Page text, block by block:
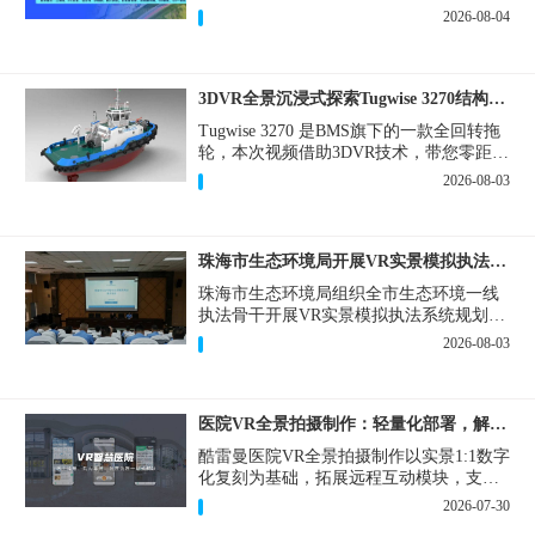
完整搬到云端线上，兼顾线下实体观摩与
线上云观摩双重需求，为施工单位、建设
2026-08-04
3DVR全景沉浸式探索Tugwise 3270结构一览
Tugwise 3270 是BMS旗下的一款全回转拖
轮，本次视频借助3DVR技术，带您零距离
透视这艘拖轮的内外构造，沉浸式探索每
一处细节。
2026-08-03
珠海市生态环境局开展VR实景模拟执法专题培训
珠海市生态环境局组织全市生态环境一线
执法骨干开展VR实景模拟执法系统规划建
设和教学培训，持续推进科技赋能生态环
境执法，夯实队伍办案“基本功”。
2026-08-03
医院VR全景拍摄制作：轻量化部署，解决医患真实痛点
酷雷曼医院VR全景拍摄制作以实景1:1数字
化复刻为基础，拓展远程互动模块，支持
定制，轻量化搭建部署，可挂载在公众
号、官网等线上平台。
2026-07-30